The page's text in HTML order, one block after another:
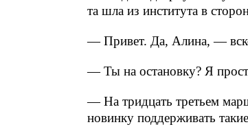
та шла из института в
— Привет. Да, Алина, —
— Ты на остановку? Я
— На тридцать третьем
новинку поддерживать